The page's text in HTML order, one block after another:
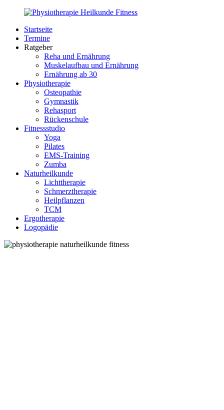
Zurück
Inhalt
PhysioMed-
Fit.de
Gesundheit
Startseite
Termine
Ratgeber
Reha und Ernährung
Muskelaufbau und Ernährung
Ernährung ab 30
Physiotherapie
Osteopathie
Gymnastik
Rehasport
Rückenschule
Fitnessstudio
Yoga
Pilates
EMS-Training
Zumba
Naturheilkunde
Lichttherapie
Schmerztherapie
Heilpflanzen
TCM
Ergotherapie
Logopädie